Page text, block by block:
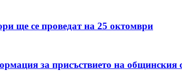
ще се проведат на 25 октомври
за присъствието на общинския